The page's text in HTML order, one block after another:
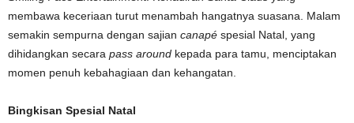
membawa keceriaan turut menambah hangatnya suasana. Malam
semakin sempurna dengan sajian canapé spesial Natal, yang
dihidangkan secara pass around kepada para tamu, menciptakan
momen penuh kebahagiaan dan kehangatan.
Bingkisan Spesial Natal